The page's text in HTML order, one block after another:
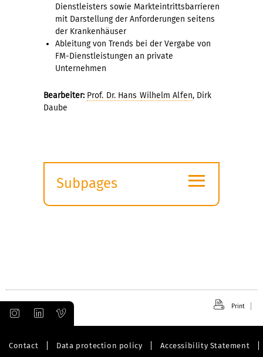
Dienstleisters sowie Markteintrittsbarrieren
mit Darstellung der Anforderungen seitens
der Krankenhäuser
Ableitung von Trends bei der Vergabe von
FM-Dienstleistungen an private
Unternehmen
Bearbeiter: Prof. Dr. Hans Wilhelm Alfen, Dirk
Daube
Subpages
≡
Print
Contact Data protection policy Accessibility Statement